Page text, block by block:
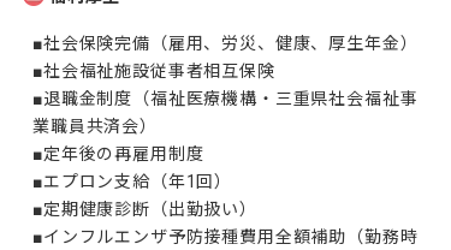
■社会保険完備（雇用、労災、健康、厚生年金）
■社会福祉施設従事者相互保険
■退職金制度（福祉医療機構・三重県社会福祉事
業職員共済会）
■定年後の再雇用制度
■エプロン支給（年1回）
■定期健康診断（出勤扱い）
■インフルエンザ予防接種費用全額補助（勤務時